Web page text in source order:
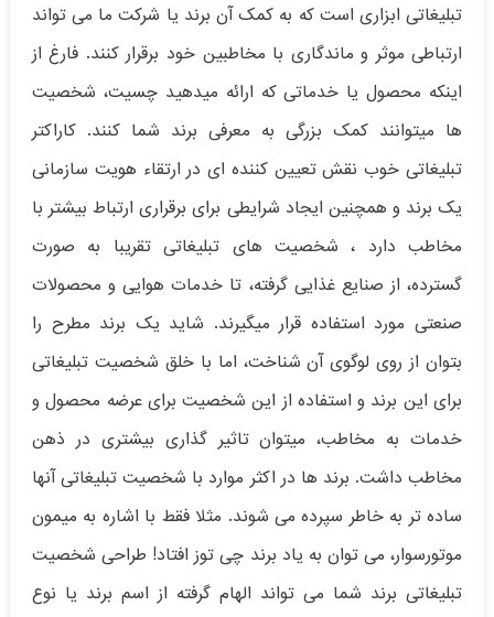
تبلیغاتی ابزاری است که به کمک آن برند یا شرکت ما می تواند
ارتباطی موثر و ماندگاری با مخاطبین خود برقرار کنند. فارغ از
اینکه محصول یا خدماتی که ارائه میدهید چسیت، شخصیت
ها میتوانند کمک بزرگی به معرفی برند شما کنند. کاراکتر
تبلیغاتی خوب نقش تعیین کننده ای در ارتقاء هویت سازمانی
یک برند و همچنین ایجاد شرایطی برای برقراری ارتباط بیشتر با
مخاطب دارد ، شخصیت های تبلیغاتی تقریبا به صورت
گسترده، از صنایع غذایی گرفته، تا خدمات هوایی و محصولات
صنعتی مورد استفاده قرار میگیرند. شاید یک برند مطرح را
بتوان از روی لوگوی آن شناخت، اما با خلق شخصیت تبلیغاتی
برای این برند و استفاده از این شخصیت برای عرضه محصول و
خدمات به مخاطب، میتوان تاثیر گذاری بیشتری در ذهن
مخاطب داشت. برند ها در اکثر موارد با شخصیت تبلیغاتی آنها
ساده تر به خاطر سپرده می شوند. مثلا فقط با اشاره به میمون
موتورسوار، می توان به یاد برند چی توز افتاد! طراحی شخصیت
تبلیغاتی برند شما می تواند الهام گرفته از اسم برند یا نوع